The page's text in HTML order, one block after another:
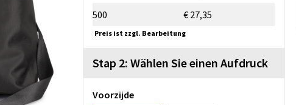
500
€ 27,35
Preis ist zzgl. Bearbeitung
Stap 2: Wählen Sie einen Aufdruck
Voorzijde